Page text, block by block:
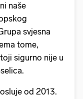
naše
svjesna
tome,
sigurno nije u
od 2013.